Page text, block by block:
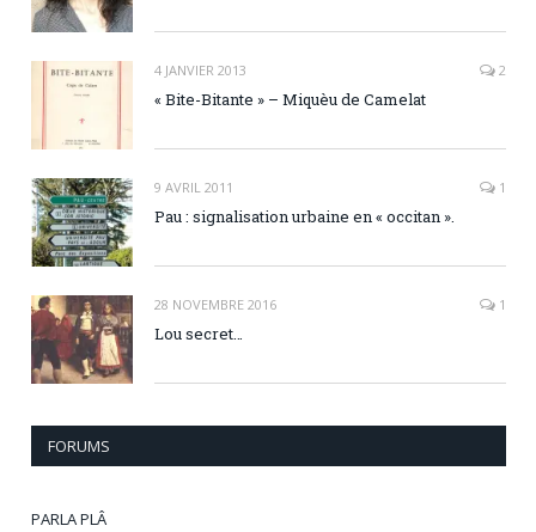
4 JANVIER 2013 2
« Bite-Bitante » – Miquèu de Camelat
9 AVRIL 2011 1
Pau : signalisation urbaine en « occitan ».
28 NOVEMBRE 2016 1
Lou secret…
FORUMS
PARLA PLÂ